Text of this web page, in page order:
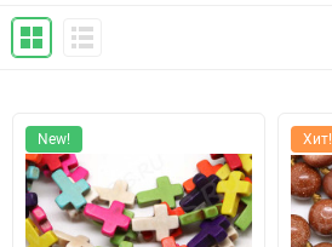
New! Хит!